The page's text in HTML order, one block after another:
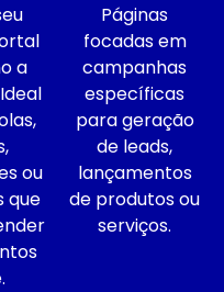
a
ou
que
Páginas
focadas em
campanhas
específicas
para geração
de leads,
lançamentos
de produtos ou
serviços.